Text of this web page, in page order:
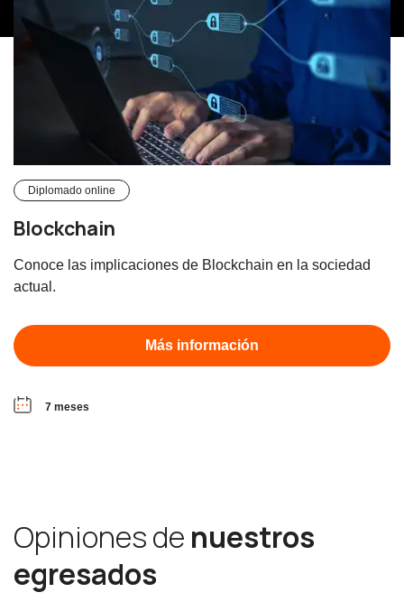
Diplomado online
Blockchain
Conoce las implicaciones de Blockchain en la sociedad
actual.
Más información
7 meses
Opiniones de nuestros
egresados